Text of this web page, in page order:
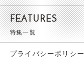
FEATURES
特集一覧
プライバシーポリシー